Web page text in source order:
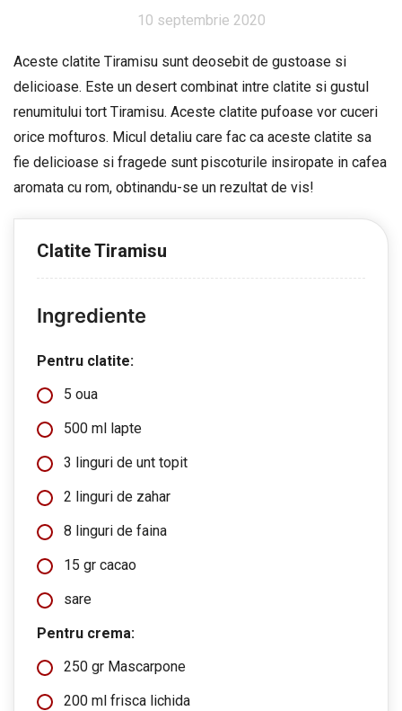
10 septembrie 2020
Aceste clatite Tiramisu sunt deosebit de gustoase si
delicioase. Este un desert combinat intre clatite si gustul
renumitului tort Tiramisu. Aceste clatite pufoase vor cuceri
orice mofturos. Micul detaliu care fac ca aceste clatite sa
fie delicioase si fragede sunt piscoturile insiropate in cafea
aromata cu rom, obtinandu-se un rezultat de vis!
Clatite Tiramisu
Ingrediente
Pentru clatite:
5 oua
500 ml lapte
3 linguri de unt topit
2 linguri de zahar
8 linguri de faina
15 gr cacao
sare
Pentru crema:
250 gr Mascarpone
200 ml frisca lichida